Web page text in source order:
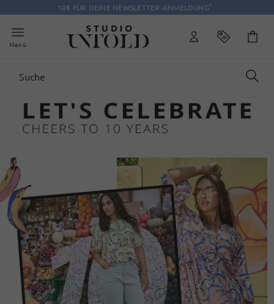
10€ FÜR DEINE NEWSLETTER-ANMELDUNG*
Menü